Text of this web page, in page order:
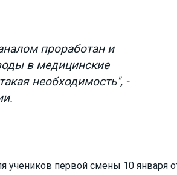
проработан и
в медицинские
необходимость", -
учеников первой смены 10 января